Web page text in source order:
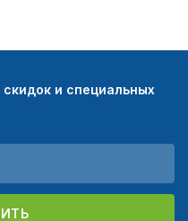
скидок и специальных